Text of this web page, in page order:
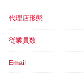
代理店形態
従業員数
Email